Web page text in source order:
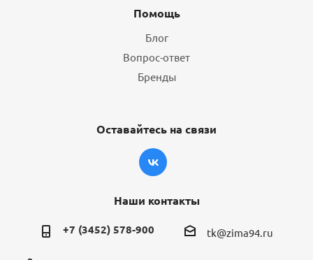
Помощь
Блог
Вопрос-ответ
Бренды
Оставайтесь на связи
Наши контакты
+7 (3452) 578-900 tk@zima94.ru